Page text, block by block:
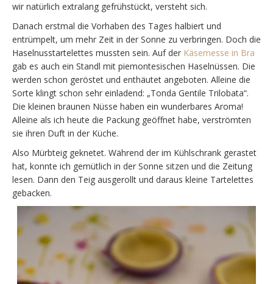
wir natürlich extralang gefrühstückt, versteht sich.
Danach erstmal die Vorhaben des Tages halbiert und
entrümpelt, um mehr Zeit in der Sonne zu verbringen. Doch die
Haselnusstartelettes mussten sein. Auf der Käsemesse in Bra
gab es auch ein Standl mit piemontesischen Haselnüssen. Die
werden schon geröstet und enthäutet angeboten. Alleine die
Sorte klingt schon sehr einladend: „Tonda Gentile Trilobata“.
Die kleinen braunen Nüsse haben ein wunderbares Aroma!
Alleine als ich heute die Packung geöffnet habe, verströmten
sie ihren Duft in der Küche.
Also Mürbteig geknetet. Während der im Kühlschrank gerastet
hat, konnte ich gemütlich in der Sonne sitzen und die Zeitung
lesen. Dann den Teig ausgerollt und daraus kleine Tartelettes
gebacken.